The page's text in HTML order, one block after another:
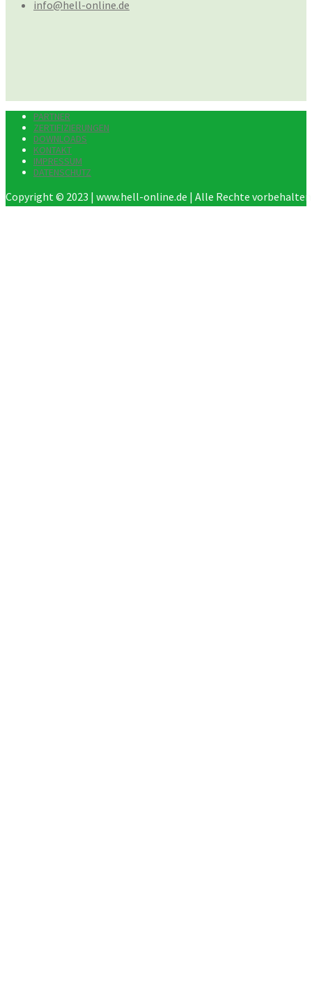
info@hell-online.de
PARTNER
ZERTIFIZIERUNGEN
DOWNLOADS
KONTAKT
IMPRESSUM
DATENSCHUTZ
Copyright © 2023 | www.hell-online.de | Alle Rechte